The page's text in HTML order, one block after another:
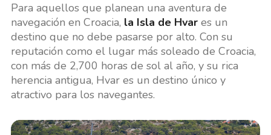
Para aquellos que planean una aventura de
navegación en Croacia, la Isla de Hvares un
destino que no debe pasarse por alto. Con su
reputación como el lugar más soleado de Croacia,
con más de 2,700 horas de sol al año, y su rica
herencia antigua, Hvar es un destino único y
atractivo para los navegantes.